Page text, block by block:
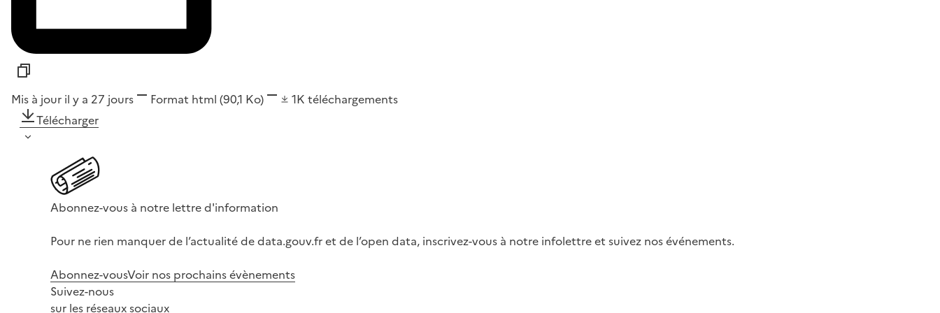
Mis à jour il y a 27 jours Format html (90,1 Ko) 1K téléchargements
Télécharger
Abonnez-vous à notre lettre d'information
Pour ne rien manquer de l’actualité de data.gouv.fr et de l’open data, inscrivez-vous à notre infolettre et suivez nos événements.
Abonnez-vousVoir nos prochains évènements
Suivez-nous
sur les réseaux sociaux